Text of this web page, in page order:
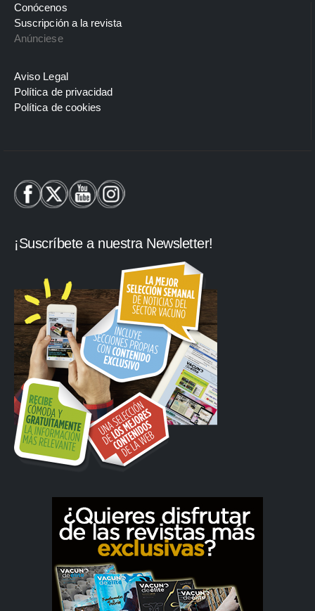
Conócenos
Suscripción a la revista
Anúnciese
Aviso Legal
Política de privacidad
Política de cookies
¡Suscríbete a nuestra Newsletter!